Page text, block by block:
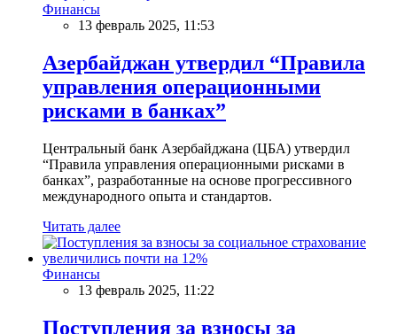
Финансы
13 февраль 2025, 11:53
Азербайджан утвердил “Правила
управления операционными
рисками в банках”
Центральный банк Азербайджана (ЦБА) утвердил
“Правила управления операционными рисками в
банках”, разработанные на основе прогрессивного
международного опыта и стандартов.
Читать далее
Финансы
13 февраль 2025, 11:22
Поступления за взносы за